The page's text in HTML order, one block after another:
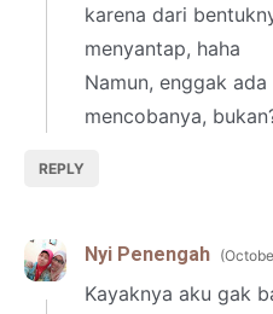
karena dari
menyantap, haha
Namun, enggak
mencobanya,
REPLY
Nyi Penengah
Kayaknya aku gak